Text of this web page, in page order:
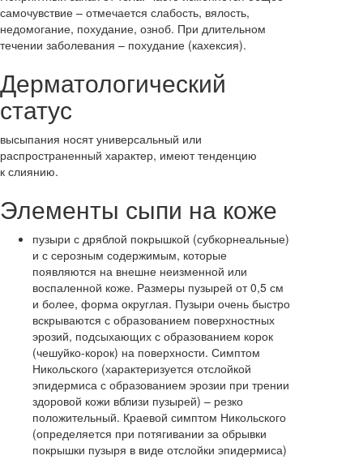
самочувствие – отмечается слабость, вялость,
недомогание, похудание, озноб. При длительном
течении заболевания – похудание (кахексия).
Дерматологический
статус
высыпания носят универсальный или
распространенный характер, имеют тенденцию
к слиянию.
Элементы сыпи на коже
пузыри с дряблой покрышкой (субкорнеальные)
и с серозным содержимым, которые
появляются на внешне неизменной или
воспаленной коже. Размеры пузырей от 0,5 см
и более, форма округлая. Пузыри очень быстро
вскрываются с образованием поверхностных
эрозий, подсыхающих с образованием корок
(чешуйко-корок) на поверхности. Симптом
Никольского (характеризуется отслойкой
эпидермиса с образованием эрозии при трении
здоровой кожи вблизи пузырей) – резко
положительный. Краевой симптом Никольского
(определяется при потягивании за обрывки
покрышки пузыря в виде отслойки эпидермиса)